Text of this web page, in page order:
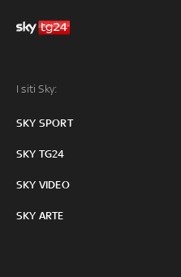
I siti Sky:
SKY SPORT
SKY TG24
SKY VIDEO
SKY ARTE